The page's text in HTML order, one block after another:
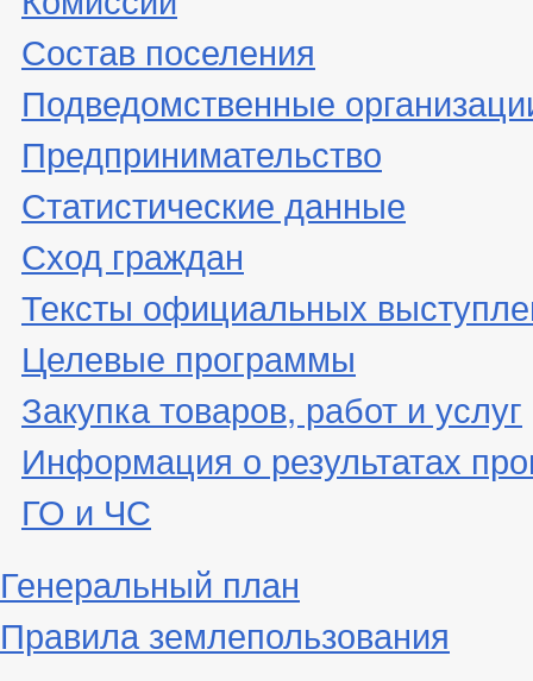
Состав поселения
Подведомственные
Предпринимательство
Статистические данные
Сход граждан
Тексты официальных
Целевые программы
Закупка товаров, работ и услуг
Информация о результатах
ГО и ЧС
Генеральный план
Правила землепользования